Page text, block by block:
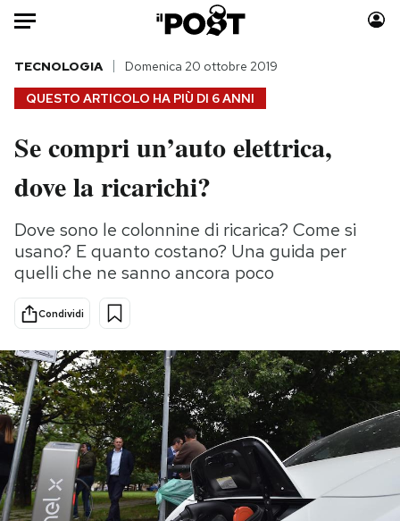
Auto
HOME
Italia
Politica
Tecnologia
Internet
Scienza
Cultura
Economia
Sport
Moda
Storie/Idee
Ok Boomer!
Media
Mondiali calcio 2026
PODCAST
NEWSLETTER
QUESTO ARTICOLO HA PIÙ DI 6 ANNI
TECNOLOGIA Domenica 20 ottobre 2019
Se compri un’auto elettrica,
dove la ricarichi?
Dove sono le colonnine di ricarica? Come si
usano? E quanto costano? Una guida per
quelli che ne sanno ancora poco
Condividi